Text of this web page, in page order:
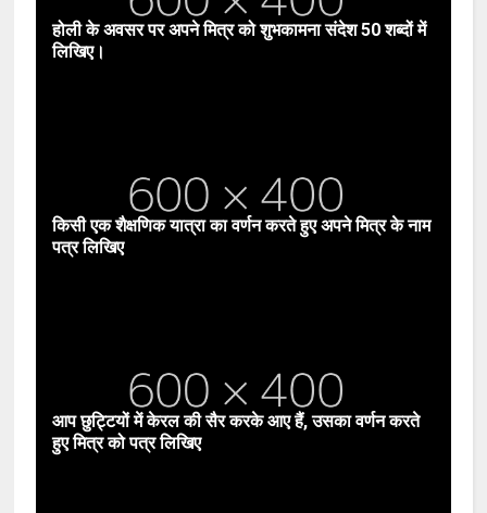
होली के अवसर पर अपने मित्र को शुभकामना संदेश 50 शब्दों में
लिखिए।
किसी एक शैक्षणिक यात्रा का वर्णन करते हुए अपने मित्र के नाम
पत्र लिखिए
आप छुट्टियों में केरल की सैर करके आए हैं, उसका वर्णन करते
हुए मित्र को पत्र लिखिए